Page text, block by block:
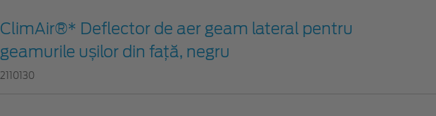
ClimAir®* Deflector de aer geam lateral pentru
geamurile ușilor din față, negru
2110130